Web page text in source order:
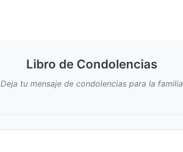
Libro de Condolencias
Deja tu mensaje de condolencias para la familia